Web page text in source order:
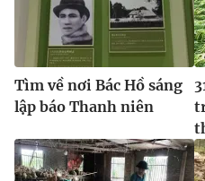
Tìm về nơi Bác Hồ sáng
lập báo Thanh niên